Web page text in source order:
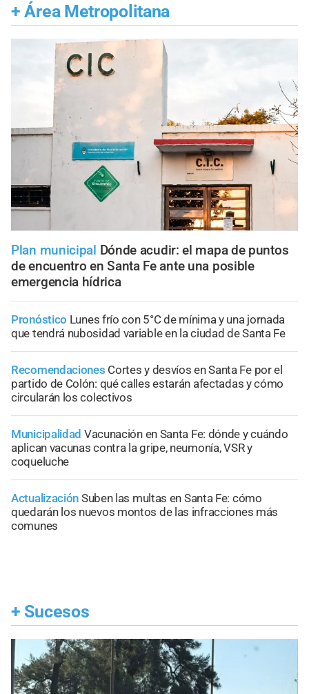
+ Área Metropolitana
Plan municipal Dónde acudir: el mapa de puntos
de encuentro en Santa Fe ante una posible
emergencia hídrica
Pronóstico Lunes frío con 5°C de mínima y una jornada
que tendrá nubosidad variable en la ciudad de Santa Fe
Recomendaciones Cortes y desvíos en Santa Fe por el
partido de Colón: qué calles estarán afectadas y cómo
circularán los colectivos
Municipalidad Vacunación en Santa Fe: dónde y cuándo
aplican vacunas contra la gripe, neumonía, VSR y
coqueluche
Actualización Suben las multas en Santa Fe: cómo
quedarán los nuevos montos de las infracciones más
comunes
+ Sucesos